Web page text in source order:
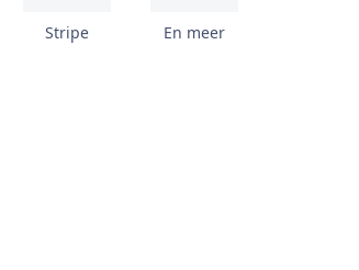
Stripe En meer